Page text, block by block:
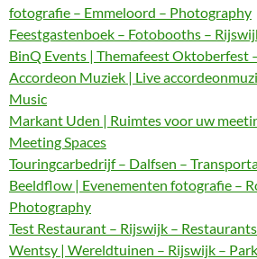
fotografie – Emmeloord – Photography
Feestgastenboek – Fotobooths –
BinQ Events | Themafeest Oktoberfest
Accordeon Muziek | Live
Music
Markant Uden | Ruimtes voor uw
Meeting Spaces
Touringcarbedrijf – Dalfsen –
Beeldflow | Evenementen fotografie –
Photography
Test Restaurant – Rijswijk – Restaurants
Wentsy | Wereldtuinen – Rijswijk –